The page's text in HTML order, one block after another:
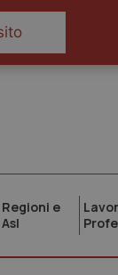
Regioni e
Asl